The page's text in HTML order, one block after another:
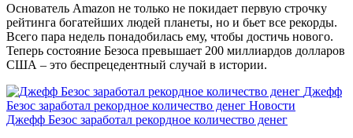
Основатель Amazon не только не покидает первую строчку
рейтинга богатейших людей планеты, но и бьет все рекорды.
Всего пара недель понадобилась ему, чтобы достичь нового.
Теперь состояние Безоса превышает 200 миллиардов долларов
США – это беспрецедентный случай в истории.
Джефф
Безос заработал рекордное количество денег Новости
Джефф Безос заработал рекордное количество денег